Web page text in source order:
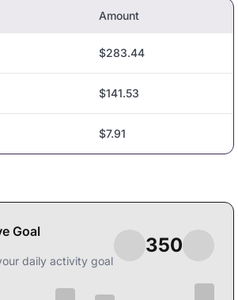
Amount
$283.44
$141.53
$7.91
Goal
daily activity goal
350